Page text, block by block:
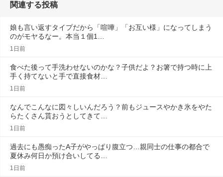
関連する投稿
娘も言い返すタイプだから「喧嘩」「お互い様」になってしまう
のがモヤるなー。本当１個1…
1日前
食べた後って手洗わせないのかな？子供だよ？お箸で持つ時に上
手く持てないと手で直接食材…
1日前
なんでこんなに図々しいんだろう？前もジュースやかき氷をやた
らたくさん貰おうとしてきて…
1日前
過去にも愚痴ったA子がやっぱり腹立つ…親同士の仕事の都合で
夏休み何日か預け合いしてる…
1日前